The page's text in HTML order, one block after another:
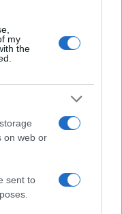
my
the
on web or
sent to
κόμματος –
στην πολιτική
διακοπές του –